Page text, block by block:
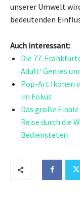
unserer Umwelt
bedeutenden
Auch interessant:
Die 77.
Adult‘ Genres
Pop-Art Ikonen
im Fokus
Das große
Reise durch die
Bediensteten